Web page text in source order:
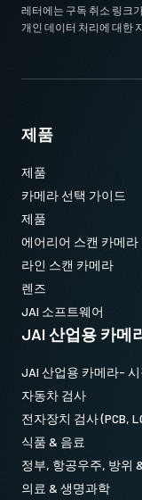
레터에는 구독 취소 링크
개인 데이터 처리에 대한
제품
제품
카메라 선택 가이드
제품
에어리어 스캔 카메라
라인 스캔 카메라
렌즈
JAI 소프트웨어
JAI 산업용 카메
JAI 산업용 카메라-
자동차 검사
전자장치 검사 (PCB,
식품 & 음료
정부, 항공우주, 방위
의료 & 생명과학